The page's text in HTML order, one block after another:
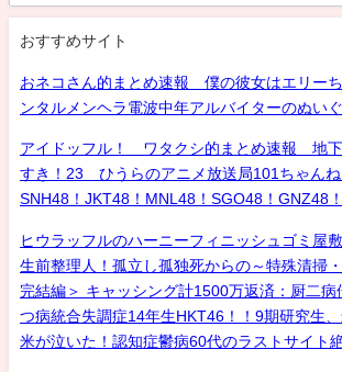
おすすめサイト
おネコさん的まとめ速報 僕の彼女はエリー
ンタルメンヘラ電波中年アルバイターのぬい
アイドッフル！ ワタクシ的まとめ速報 地
すき！23 ひうらのアニメ放送局101ちゃん
SNH48！JKT48！MNL48！SGO48！GNZ48
ヒウラッフルのハーニーフィニッシュゴミ屋
生前整理人！孤立し孤独死からの～特殊清掃
完結編＞ キャッシング計1500万返済：厨二病
つ病統合失調症14年生HKT46！！9期研究生
米が泣いた！認知症鬱病60代のラストサイト